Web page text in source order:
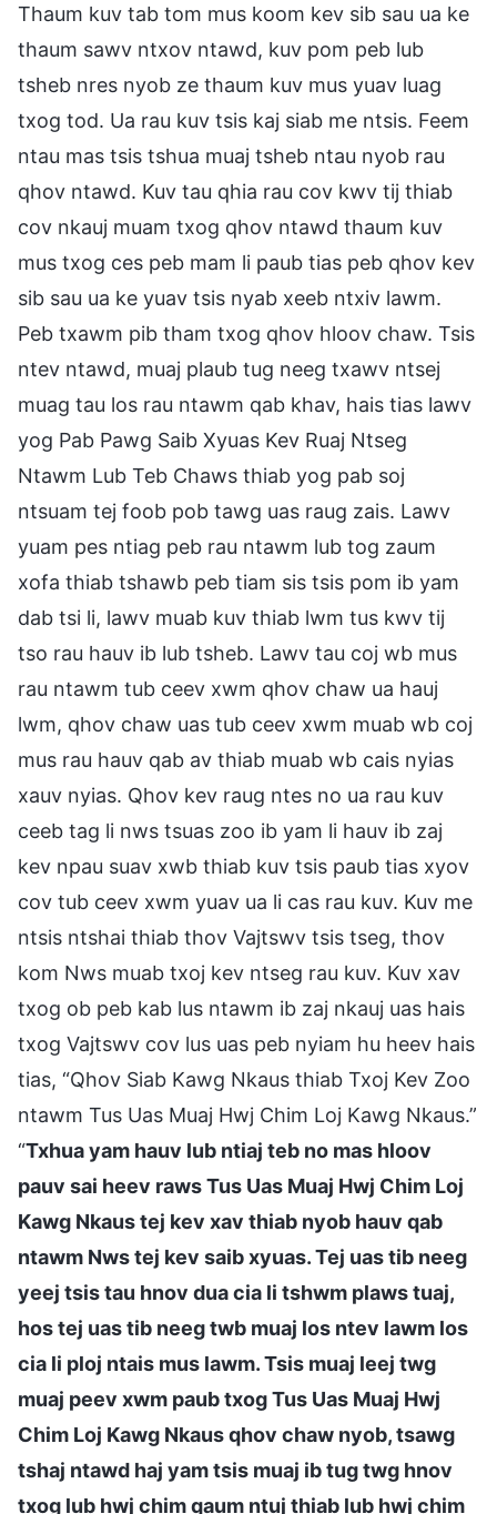
Thaum kuv tab tom mus koom kev sib sau ua ke
thaum sawv ntxov ntawd, kuv pom peb lub
tsheb nres nyob ze thaum kuv mus yuav luag
txog tod. Ua rau kuv tsis kaj siab me ntsis. Feem
ntau mas tsis tshua muaj tsheb ntau nyob rau
qhov ntawd. Kuv tau qhia rau cov kwv tij thiab
cov nkauj muam txog qhov ntawd thaum kuv
mus txog ces peb mam li paub tias peb qhov kev
sib sau ua ke yuav tsis nyab xeeb ntxiv lawm.
Peb txawm pib tham txog qhov hloov chaw. Tsis
ntev ntawd, muaj plaub tug neeg txawv ntsej
muag tau los rau ntawm qab khav, hais tias lawv
yog Pab Pawg Saib Xyuas Kev Ruaj Ntseg
Ntawm Lub Teb Chaws thiab yog pab soj
ntsuam tej foob pob tawg uas raug zais. Lawv
yuam pes ntiag peb rau ntawm lub tog zaum
xofa thiab tshawb peb tiam sis tsis pom ib yam
dab tsi li, lawv muab kuv thiab lwm tus kwv tij
tso rau hauv ib lub tsheb. Lawv tau coj wb mus
rau ntawm tub ceev xwm qhov chaw ua hauj
lwm, qhov chaw uas tub ceev xwm muab wb coj
mus rau hauv qab av thiab muab wb cais nyias
xauv nyias. Qhov kev raug ntes no ua rau kuv
ceeb tag li nws tsuas zoo ib yam li hauv ib zaj
kev npau suav xwb thiab kuv tsis paub tias xyov
cov tub ceev xwm yuav ua li cas rau kuv. Kuv me
ntsis ntshai thiab thov Vajtswv tsis tseg, thov
kom Nws muab txoj kev ntseg rau kuv. Kuv xav
txog ob peb kab lus ntawm ib zaj nkauj uas hais
txog Vajtswv cov lus uas peb nyiam hu heev hais
tias, “Qhov Siab Kawg Nkaus thiab Txoj Kev Zoo
ntawm Tus Uas Muaj Hwj Chim Loj Kawg Nkaus.”
“Txhua yam hauv lub ntiaj teb no mas hloov
pauv sai heev raws Tus Uas Muaj Hwj Chim Loj
Kawg Nkaus tej kev xav thiab nyob hauv qab
ntawm Nws tej kev saib xyuas. Tej uas tib neeg
yeej tsis tau hnov dua cia li tshwm plaws tuaj,
hos tej uas tib neeg twb muaj los ntev lawm los
cia li ploj ntais mus lawm. Tsis muaj leej twg
muaj peev xwm paub txog Tus Uas Muaj Hwj
Chim Loj Kawg Nkaus qhov chaw nyob, tsawg
tshaj ntawd haj yam tsis muaj ib tug twg hnov
txog lub hwj chim qaum ntuj thiab lub hwj chim